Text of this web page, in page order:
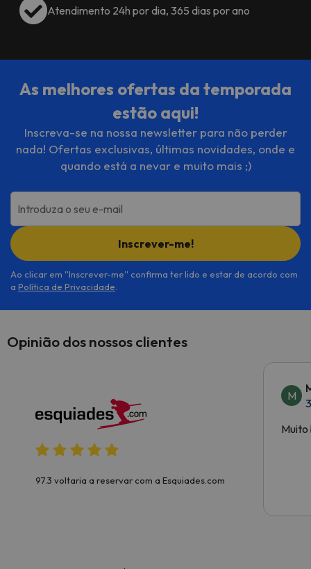
Atendimento 24h por dia, 365 dias por ano
As melhores ofertas da temporada
estão aqui!
Inscreva-se na nossa newsletter para não perder
nada! Ofertas exclusivas, últimas novidades, onde e
quando está a nevar e muito mais ;)
Introduza o seu e-mail
Inscrever-me!
Ao clicar em ''Inscrever-me'' confirma ter lido e estar de acordo com
a Política de Privacidade
Opinião dos nossos clientes
97.3 voltaria a reservar com a Esquiades.com
M
Muito